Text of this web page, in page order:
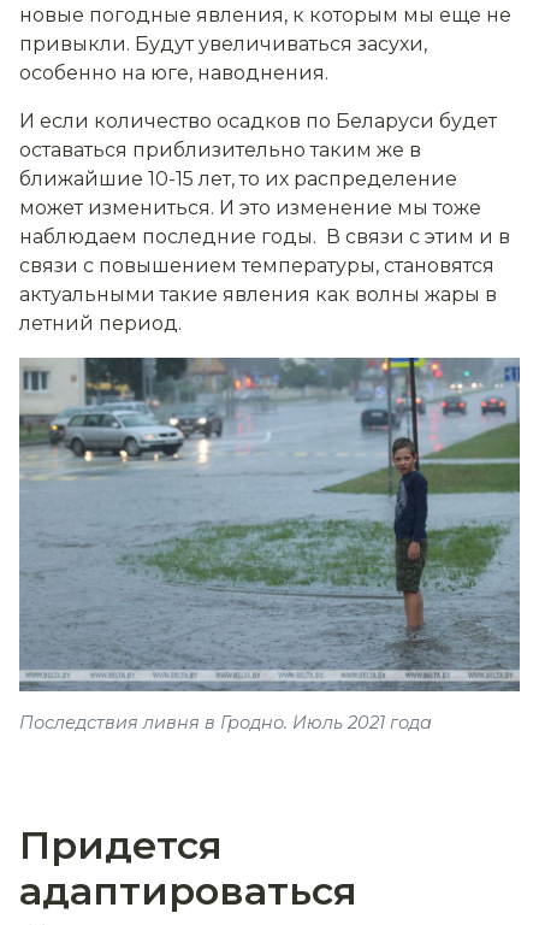
новые погодные явления, к которым мы еще не
привыкли. Будут увеличиваться засухи,
особенно на юге, наводнения.
И если количество осадков по Беларуси будет
оставаться приблизительно таким же в
ближайшие 10-15 лет, то их распределение
может измениться. И это изменение мы тоже
наблюдаем последние годы. В связи с этим и в
связи с повышением температуры, становятся
актуальными такие явления как волны жары в
летний период.
Последствия ливня в Гродно. Июль 2021 года
Придется
адаптироваться